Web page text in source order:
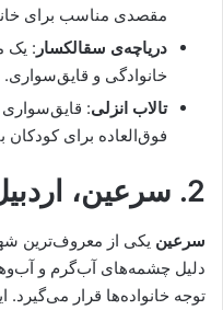
مقصدی مناسب برای
دریاچه‌ی سقالکسار : یک
خانوادگی و قایق‌سواری.
تالاب انزلی: قایق‌سواری
فوق‌العاده برای کودکان
2. سرعین،
سرعین یکی از معروف‌ترین
دلیل چشمه‌های آب‌گرم و
توجه خانواده‌ها قرار می‌گیرد.